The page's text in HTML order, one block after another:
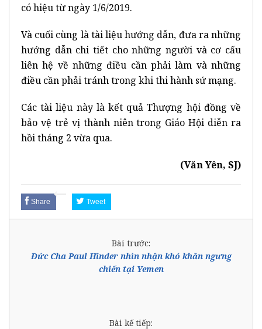
có hiệu từ ngày 1/6/2019.
Và cuối cùng là tài liệu hướng dẫn, đưa ra những
hướng dẫn chi tiết cho những người và cơ cấu
liên hệ về những điều cần phải làm và những
điều cần phải tránh trong khi thi hành sứ mạng.
Các tài liệu này là kết quả Thượng hội đồng về
bảo vệ trẻ vị thành niên trong Giáo Hội diễn ra
hồi tháng 2 vừa qua.
(Văn Yên, SJ)
Share Tweet
Bài trước:
Đức Cha Paul Hinder nhìn nhận khó khăn ngưng
chiến tại Yemen
Bài kế tiếp: